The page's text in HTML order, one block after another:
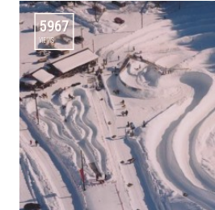
5967
VIEWS